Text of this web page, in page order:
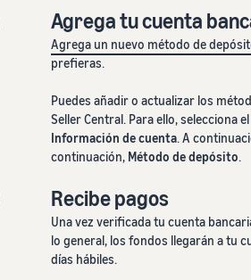
Agrega tu cuenta
Agrega un nuevo método de
prefieras.
Puedes añadir o actualizar los
Seller Central. Para ello, selecciona
Información de cuenta. A
continuación, Método de depósito.
Recibe pagos
Una vez verificada tu cuenta
lo general, los fondos llegarán a tu
días hábiles.